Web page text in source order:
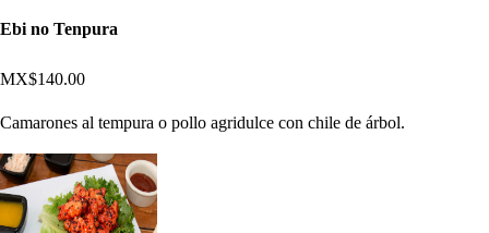
Ebi no Tenpura
MX$140.00
Camarones al tempura o pollo agridulce con chile de árbol.